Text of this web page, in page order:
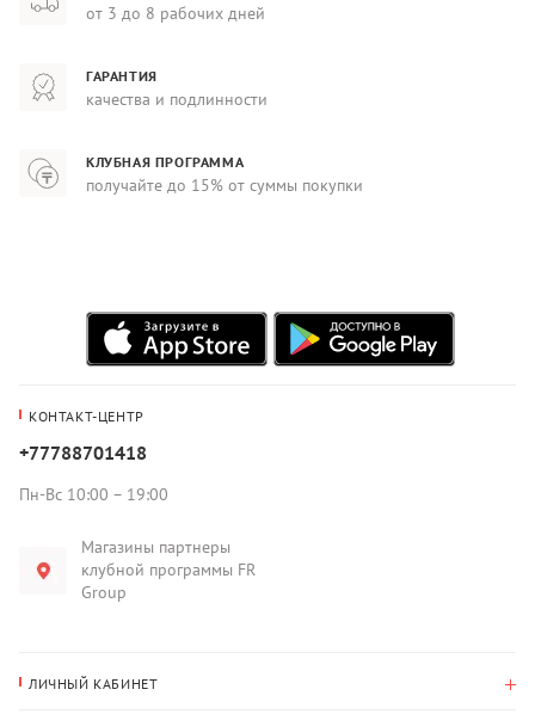
от 3 до 8 рабочих дней
ГАРАНТИЯ
качества и подлинности
КЛУБНАЯ ПРОГРАММА
получайте до 15% от суммы покупки
КОНТАКТ-ЦЕНТР
+77788701418
Пн-Вс 10:00 – 19:00
Магазины партнеры
клубной программы FR
Group
ЛИЧНЫЙ КАБИНЕТ